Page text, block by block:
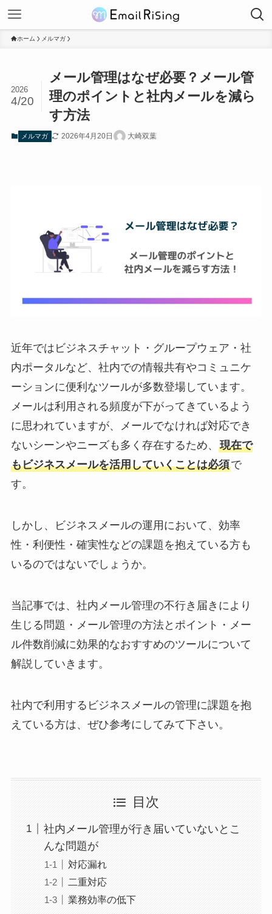
ホーム メルマガ
メール管理はなぜ必要？メール管
理のポイントと社内メールを減ら
す方法
2026
4/20
メルマガ 2026年4月20日 大崎双葉
近年ではビジネスチャット・グループウェア・社
内ポータルなど、社内での情報共有やコミュニケ
ーションに便利なツールが多数登場しています。
メールは利用される頻度が下がってきているよう
に思われていますが、メールでなければ対応でき
ないシーンやニーズも多く存在するため、 現在で
もビジネスメールを活用していくことは必須で
す。
しかし、ビジネスメールの運用において、効率
性・利便性・確実性などの課題を抱えている方も
いるのではないでしょうか。
当記事では、社内メール管理の不行き届きにより
生じる問題・メール管理の方法とポイント・メー
ル件数削減に効果的なおすすめのツールについて
解説していきます。
社内で利用するビジネスメールの管理に課題を抱
えている方は、ぜひ参考にしてみて下さい。
目次
社内メール管理が行き届いていないとこ
んな問題が
対応漏れ
二重対応
業務効率の低下